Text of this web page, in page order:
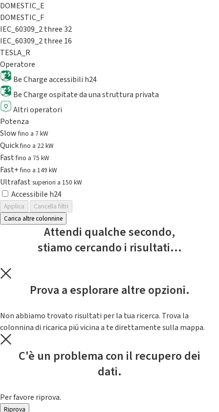
DOMESTIC_E
DOMESTIC_F
IEC_60309_2 three 32
IEC_60309_2 three 16
TESLA_R
Operatore
Be Charge accessibili h24
Be Charge ospitate da una struttura privata
Altri operatori
Potenza
Slowfino a 7 kW
Quickfino a 22 kW
Fastfino a 75 kW
Fast+fino a 149 kW
Ultrafast superiori a 150 kW
Accessibile h24
Applica
Cancella filtri
Carica altre colonnine
Attendi qualche secondo,
stiamo cercando i risultati...
Prova a esplorare altre opzioni.
Non abbiamo trovato risultati per la tua ricerca. Trova la
colonnina di ricarica piú vicina a te direttamente sulla mappa.
C'è un problema con il recupero dei
dati.
Per favore riprova.
Riprova